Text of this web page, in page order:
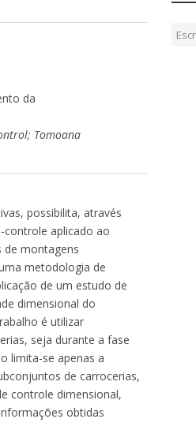
da
Tomoana
possibilita, através
aplicado ao
de montagens
metodologia de
de um estudo de
dimensional do
é utilizar
seja durante a fase
limita-se apenas a
de carrocerias,
controle dimensional,
obtidas